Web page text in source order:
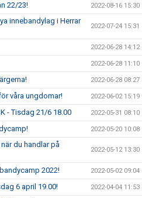
22/23! 2022-08-16 15:30
innebandylag i Herrar
2022-07-24 15:31
2022-06-28 14:12
2022-06-28 11:10
2022-06-28 08:27
våra ungdomar! 2022-06-02 15:19
- Tisdag 21/6 18.00 2022-05-31 08:10
2022-05-20 10:08
du handlar på
2022-05-12 13:30
2022! 2022-05-02 09:04
6 april 19.00! 2022-04-04 11:53